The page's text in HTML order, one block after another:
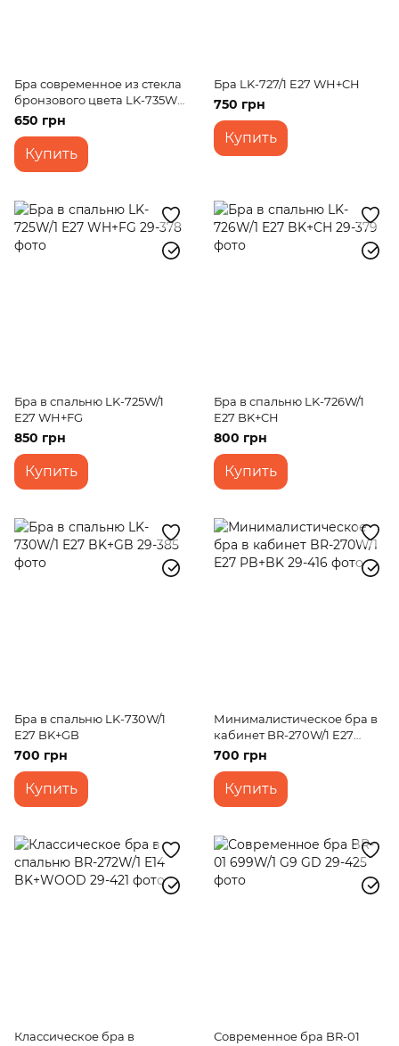
Бра современное из стекла
бронзового цвета LK-735W/1
E27 AB
650 грн
Купить
Бра LK-727/1 E27 WH+CH
750 грн
Купить
Бра в спальню LK-725W/1
E27 WH+FG
850 грн
Купить
Бра в спальню LK-726W/1
E27 BK+CH
800 грн
Купить
Бра в спальню LK-730W/1
E27 BK+GB
700 грн
Купить
Минималистическое бра в
кабинет BR-270W/1 E27
PB+BK
700 грн
Купить
Классическое бра в
Современное бра BR-01